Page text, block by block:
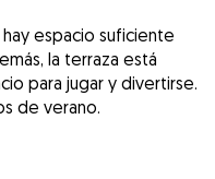
espacio suficiente
la terraza está
para jugar y divertirse.
de verano.